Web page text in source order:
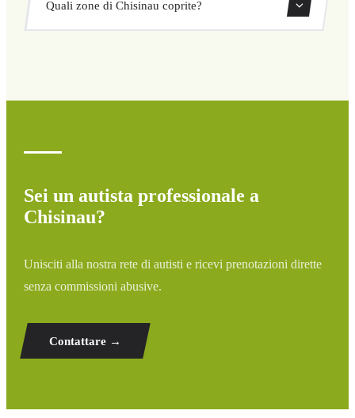
ritorno direttamente dal nostro sistema di prenotazione.
Quali zone di Chisinau coprite?
Sei un autista professionale a
Chisinau?
Unisciti alla nostra rete di autisti e ricevi prenotazioni dirette
senza commissioni abusive.
Contattare →